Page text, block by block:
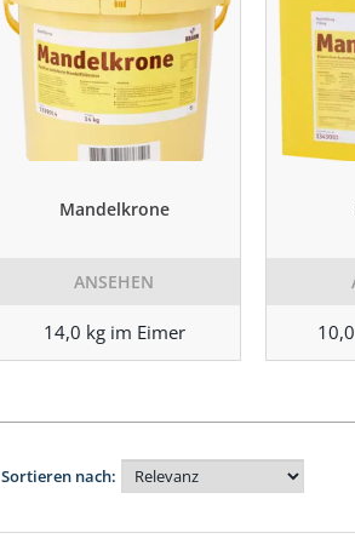
Mandelkrone
ANSEHEN
14,0 kg im Eimer
Sortieren nach: